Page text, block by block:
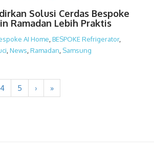
Solusi Cerdas Bespoke
Ramadan Lebih Praktis
AI Home,BESPOKE Refrigerator,
,News,Ramadan, Samsung
4 5 › »